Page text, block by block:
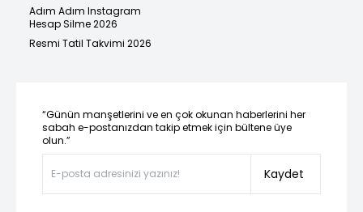
Adım Adım Instagram
Hesap Silme 2026
Resmi Tatil Takvimi 2026
“Günün manşetlerini ve en çok okunan haberlerini her
sabah e-postanızdan takip etmek için bültene üye
olun.”
Kaydet